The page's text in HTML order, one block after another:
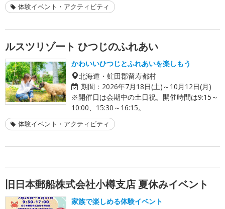
体験イベント・アクティビティ
ルスツリゾート ひつじのふれあい
かわいいひつじとふれあいを楽しもう
北海道・虻田郡留寿都村
期間： 2026年7月18日(土)～10月12日(月)
※開催日は会期中の土日祝。開催時間は9:15～
10:00、15:30～16:15。
体験イベント・アクティビティ
旧日本郵船株式会社小樽支店 夏休みイベント
家族で楽しめる体験イベント